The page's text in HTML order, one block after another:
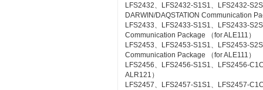
LFS2432、LFS2432-S1S1、LFS2432-
DARWIN/DAQSTATION Communication
LFS2433、LFS2433-S1S1、LFS2433-
Communication Package （for ALE111）
LFS2453、LFS2453-S1S1、LFS2453-
Communication Package （for ALE111）
LFS2456、LFS2456-S1S1、LFS2456-
ALR121）
LFS2457、LFS2457-S1S1、LFS2457-